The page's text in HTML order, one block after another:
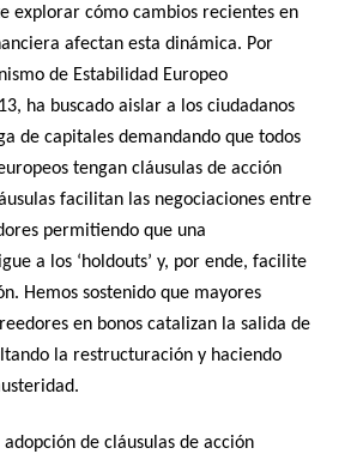
explorar cómo cambios recientes en
afectan esta dinámica. Por
de Estabilidad Europeo
ha buscado aislar a los ciudadanos
de capitales demandando que todos
tengan cláusulas de acción
facilitan las negociaciones entre
permitiendo que una
a los ‘holdouts’ y, por ende, facilite
Hemos sostenido que mayores
en bonos catalizan la salida de
la restructuración y haciendo
de cláusulas de acción